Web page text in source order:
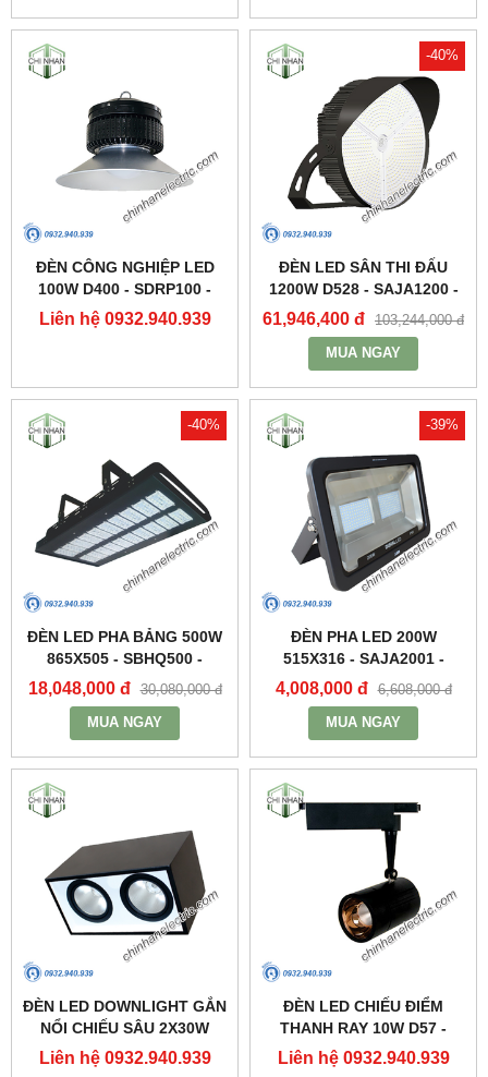
ĐÈN CÔNG NGHIỆP LED
100W D400 - SDRP100 -
DUHAL
Liên hệ 0932.940.939
-40%
ĐÈN LED SÂN THI ĐẤU
1200W D528 - SAJA1200 -
DUHAL
61,946,400 đ 103,244,000 đ
MUA NGAY
-40%
ĐÈN LED PHA BẢNG 500W
865X505 - SBHQ500 -
DUHAL
18,048,000 đ 30,080,000 đ
MUA NGAY
-39%
ĐÈN PHA LED 200W
515X316 - SAJA2001 -
DUHAL
4,008,000 đ 6,608,000 đ
MUA NGAY
ĐÈN LED DOWNLIGHT GẮN
NỔI CHIẾU SÂU 2X30W
310X160 - DFB2301 -
Liên hệ 0932.940.939
ĐÈN LED CHIẾU ĐIỂM
THANH RAY 10W D57 -
DIA1101 - DUHAL
Liên hệ 0932.940.939